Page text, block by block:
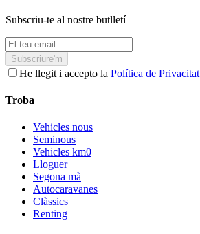
Subscriu-te al nostre butlletí
Subscriure'm
He llegit i accepto la Política de Privacitat
Troba
Vehicles nous
Seminous
Vehicles km0
Lloguer
Segona mà
Autocaravanes
Clàssics
Renting